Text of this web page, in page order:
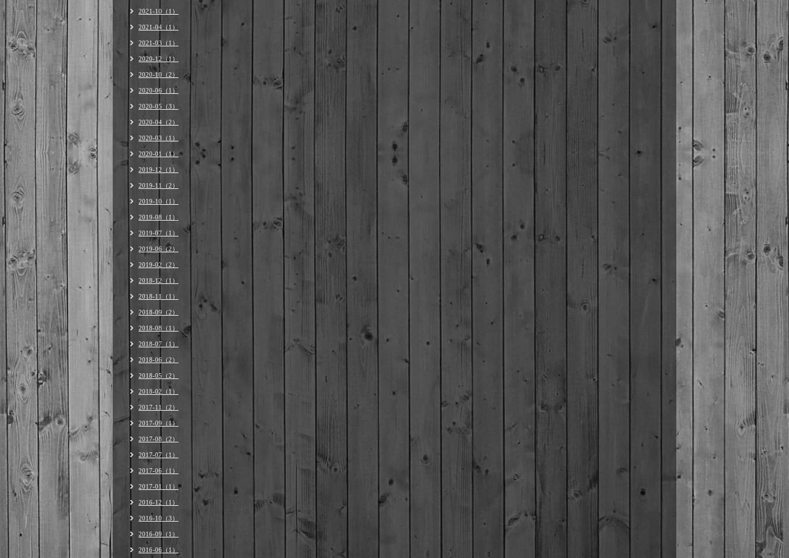
2021-10（1）
2021-04（1）
2021-03（1）
2020-12（1）
2020-10（2）
2020-06（1）
2020-05（3）
2020-04（2）
2020-03（1）
2020-01（1）
2019-12（1）
2019-11（2）
2019-10（1）
2019-08（1）
2019-07（1）
2019-06（2）
2019-02（2）
2018-12（1）
2018-11（1）
2018-09（2）
2018-08（1）
2018-07（1）
2018-06（2）
2018-05（2）
2018-02（1）
2017-11（2）
2017-09（1）
2017-08（2）
2017-07（1）
2017-06（1）
2017-01（1）
2016-12（1）
2016-10（3）
2016-09（1）
2016-06（1）